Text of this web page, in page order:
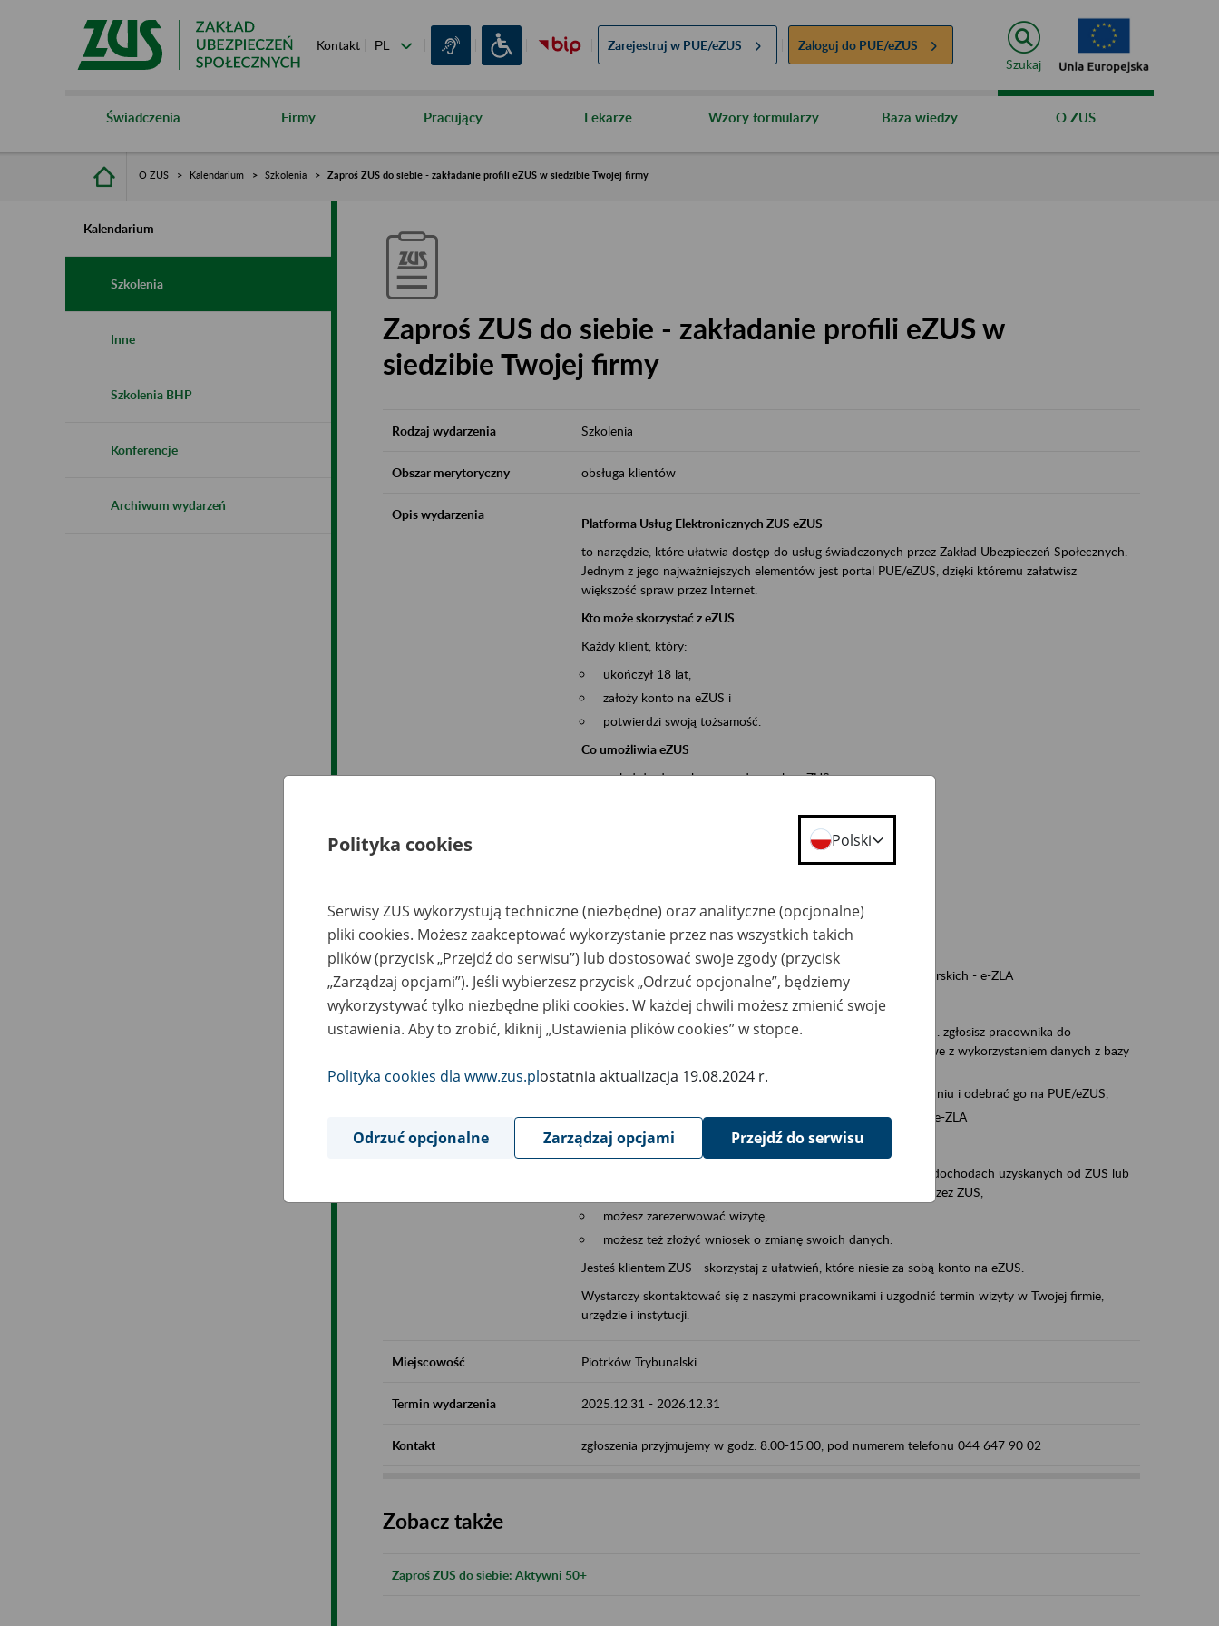
Kontakt Zarejestruj w PUE/eZUS Zaloguj do PUE/eZUS
Szukaj
Świadczenia Firmy Pracujący Lekarze Wzory formularzy Baza wiedzy O ZUS
O ZUS Kalendarium Szkolenia Zaproś ZUS do siebie - zakładanie profili eZUS w siedzibie Twojej firmy
Kalendarium
Szkolenia
Inne
Szkolenia BHP
Konferencje
Archiwum wydarzeń
Zaproś ZUS do siebie - zakładanie profili eZUS w
siedzibie Twojej firmy
Rodzaj wydarzenia Szkolenia
Obszar merytoryczny obsługa klientów
Opis wydarzenia
Platforma Usług Elektronicznych ZUS eZUS
to narzędzie, które ułatwia dostęp do usług świadczonych przez Zakład Ubezpieczeń Społecznych.
Jednym z jego najważniejszych elementów jest portal PUE/eZUS, dzięki któremu załatwisz
większość spraw przez Internet.
Kto może skorzystać z eZUS
Każdy klient, który:
ukończył 18 lat,
założy konto na eZUS i
potwierdzi swoją tożsamość.
Co umożliwia eZUS
wgląd do danych zgromadzonych w ZUS,
zadawanie pytań i otrzymywanie odpowiedzi z ZUS,
możesz sprawdzić swoje dane zapisane na koncie w ZUS,
masz dostęp do informacji o stanie konta ubezpieczonego,
masz dostę do informacji o wystawionych zwolnieniach lekarskich - e-ZLA
Jeśli jesteś płatnikiem składek (np. przedsiębiorcą)
możesz skorzystać z aplikacji ePłatnik, za pomocą której m.in. zgłosisz pracownika do
ubezpieczeń, wypełnisz i przekażesz dokumenty rozliczeniowe z wykorzystaniem danych z bazy
ZUS,
możesz złożyć wniosek o wydanie zaświadczenia o niezaleganiu i odebrać go na PUE/eZUS,
masz dostęp do zwolnień lekarskich swoich pracowników - e-ZLA
Jeśli jesteś świadczeniobiorcą
masz dostęp m.in. do formularza PIT 11A, czyli informacji o dochodach uzyskanych od ZUS lub
do formularza PIT 40A, czyli rocznego obliczenia podatku przez ZUS,
możesz zarezerwować wizytę,
możesz też złożyć wniosek o zmianę swoich danych.
Jesteś klientem ZUS - skorzystaj z ułatwień, które niesie za sobą konto na eZUS.
Wystarczy skontaktować się z naszymi pracownikami i uzgodnić termin wizyty w Twojej firmie,
urzędzie i instytucji.
Miejscowość Piotrków Trybunalski
Termin wydarzenia 2025.12.31 - 2026.12.31
Kontakt zgłoszenia przyjmujemy w godz. 8:00-15:00, pod numerem telefonu 044 647 90 02
Zobacz także
Zaproś ZUS do siebie: Aktywni 50+
Polityka cookies Polski
Serwisy ZUS wykorzystują techniczne (niezbędne) oraz analityczne (opcjonalne)
pliki cookies. Możesz zaakceptować wykorzystanie przez nas wszystkich takich
plików (przycisk „Przejdź do serwisu”) lub dostosować swoje zgody (przycisk
„Zarządzaj opcjami”). Jeśli wybierzesz przycisk „Odrzuć opcjonalne”, będziemy
wykorzystywać tylko niezbędne pliki cookies. W każdej chwili możesz zmienić swoje
ustawienia. Aby to zrobić, kliknij „Ustawienia plików cookies” w stopce.
Polityka cookies dla www.zus.plostatnia aktualizacja 19.08.2024 r.
Odrzuć opcjonalne Zarządzaj opcjami Przejdź do serwisu